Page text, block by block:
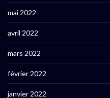
mai 2022
avril 2022
mars 2022
février 2022
janvier 2022